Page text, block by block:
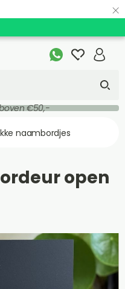
×
€50,-
naambordjes
open